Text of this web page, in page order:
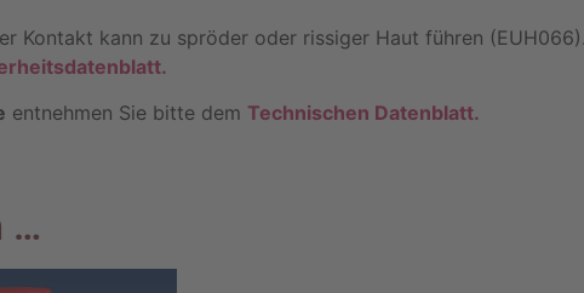
Kontakt kann zu spröder oder rissiger Haut führen (EUH066).
entnehmen Sie bitte dem Technischen Datenblatt.
…